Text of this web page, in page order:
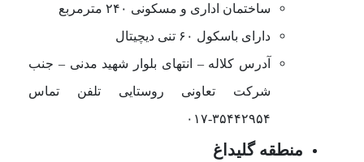
ساختمان اداری و مسکونی ۲۴۰ مترمربع
دارای باسکول ۶۰ تنی دیچیتال
آدرس کلاله– انتهای بلوار شهید مدنی– جنب
شرکت تعاونی روستایی تلفن تماس
۳۵۴۴۲۹۵۴-۰۱۷
منطقه گلیداغ